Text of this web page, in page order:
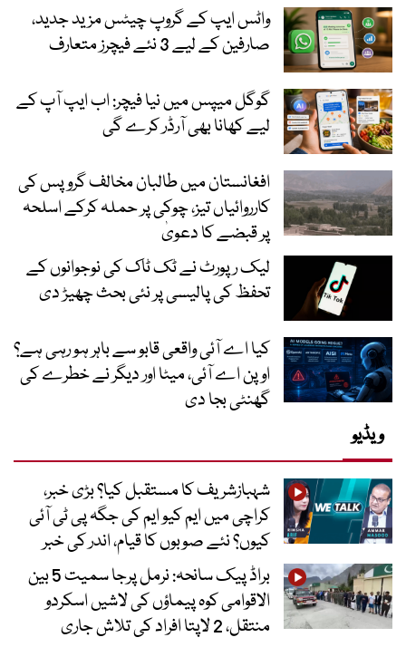
واٹس ایپ کے گروپ چیٹس مزید جدید،
صارفین کے لیے 3 نئے فیچرز متعارف
گوگل میپس میں نیا فیچر: اب ایپ آپ کے
لیے کھانا بھی آرڈر کرے گی
افغانستان میں طالبان مخالف گروپس کی
کارروائیاں تیز، چوکی پر حملہ کرکے اسلحہ
پر قبضے کا دعویٰ
لیک رپورٹ نے ٹک ٹاک کی نوجوانوں کے
تحفظ کی پالیسی پر نئی بحث چھیڑ دی
کیا اے آئی واقعی قابو سے باہر ہو رہی ہے؟
اوپن اے آئی، میٹا اور دیگر نے خطرے کی
گھنٹی بجا دی
ویڈیو
شہبازشریف کا مستقبل کیا؟ بڑی خبر،
کراچی میں ایم کیو ایم کی جگہ پی ٹی آئی
کیوں؟ نئے صوبوں کا قیام، اندر کی خبر
براڈ پیک سانحہ: نرمل پرجا سمیت 5 بین
الاقوامی کوہ پیماؤں کی لاشیں اسکردو
منتقل، 2 لاپتا افراد کی تلاش جاری